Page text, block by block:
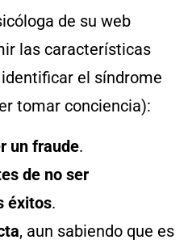
de su web
las características
el síndrome
tomar conciencia):
un fraude.
de no ser
éxitos.
, aun sabiendo que es